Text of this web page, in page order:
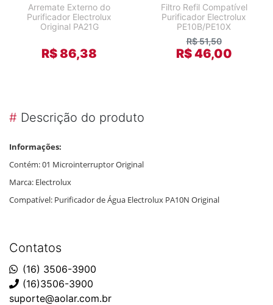
Arremate Externo do
Purificador Electrolux
Original PA21G
R$ 86,38
Filtro Refil Compatível
Purificador Electrolux
PE10B/PE10X
R$ 51,50
R$ 46,00
# Descrição do produto
Informações:
Contém: 01 Microinterruptor Original
Marca: Electrolux
Compatível: Purificador de Água Electrolux PA10N Original
Contatos
(16) 3506-3900
(16)3506-3900
suporte@aolar.com.br